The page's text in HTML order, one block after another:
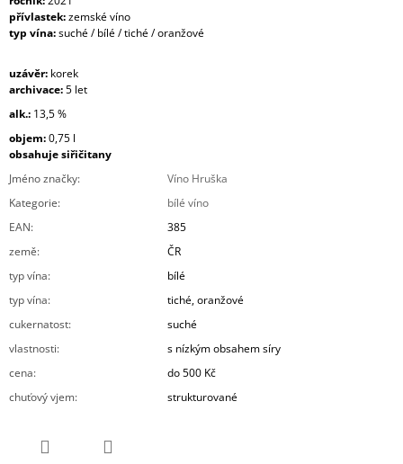
přívlastek:zemské víno
typ vína:suché / bílé / tiché / oranžové
uzávěr: korek
archivace:5 let
alk.: 13,5 %
objem:0,75 l
obsahuje siřičitany
Jméno značky:
Víno Hruška
Kategorie:
bílé víno
EAN:
385
země:
ČR
typ vína:
bílé
typ vína:
tiché, oranžové
cukernatost:
suché
vlastnosti:
s nízkým obsahem síry
cena:
do 500 Kč
chuťový vjem: strukturované